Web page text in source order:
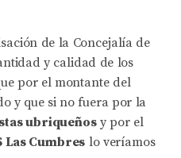
de la Concejalía de
y calidad de los
por el montante del
y que si no fuera por la
ubriqueñosy por el
Las Cumbres lo veríamos